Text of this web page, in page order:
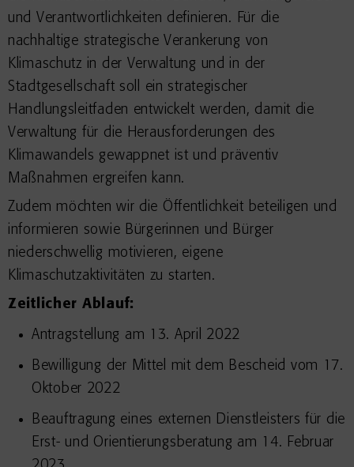
und Verantwortlichkeiten definieren. Für die
nachhaltige strategische Verankerung von
Klimaschutz in der Verwaltung und in der
Stadtgesellschaft soll ein strategischer
Handlungsleitfaden entwickelt werden, damit die
Verwaltung für die Herausforderungen des
Klimawandels gewappnet ist und präventiv
Maßnahmen ergreifen kann.
Zudem möchten wir die Öffentlichkeit beteiligen und
informieren sowie Bürgerinnen und Bürger
niederschwellig motivieren, eigene
Klimaschutzaktivitäten zu starten.
Zeitlicher Ablauf:
Antragstellung am 13. April 2022
Bewilligung der Mittel mit dem Bescheid vom 17.
Oktober 2022
Beauftragung eines externen Dienstleisters für die
Erst- und Orientierungsberatung am 14. Februar